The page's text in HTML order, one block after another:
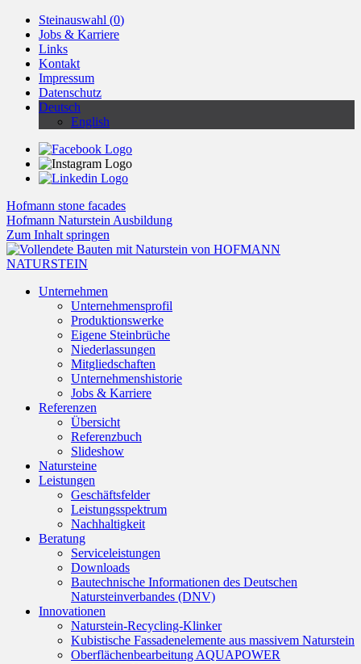
Steinauswahl (0)
Jobs & Karriere
Links
Kontakt
Impressum
Datenschutz
Deutsch
English
Hofmann stone facades
Hofmann Naturstein Ausbildung
Zum Inhalt springen
Unternehmen
Unternehmensprofil
Produktionswerke
Eigene Steinbrüche
Niederlassungen
Mitgliedschaften
Unternehmenshistorie
Jobs & Karriere
Referenzen
Übersicht
Referenzbuch
Slideshow
Natursteine
Leistungen
Geschäftsfelder
Leistungsspektrum
Nachhaltigkeit
Beratung
Serviceleistungen
Downloads
Bautechnische Informationen des Deutschen
Natursteinverbandes (DNV)
Innovationen
Naturstein-Recycling-Klinker
Kubistische Fassadenelemente aus massivem Naturstein
Oberflächenbearbeitung AQUAPOWER